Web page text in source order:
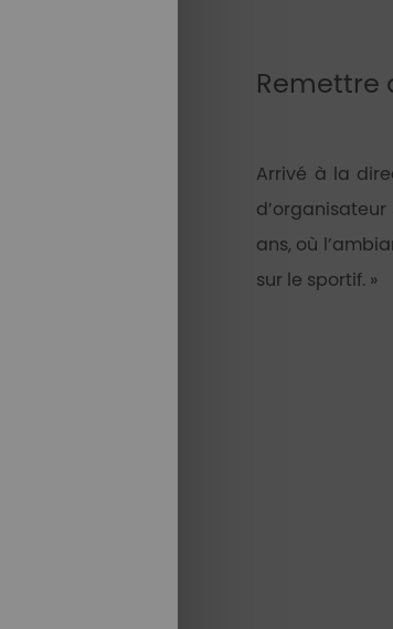
Remettre
Arrivé à la
ans, où
sur le sportif. »